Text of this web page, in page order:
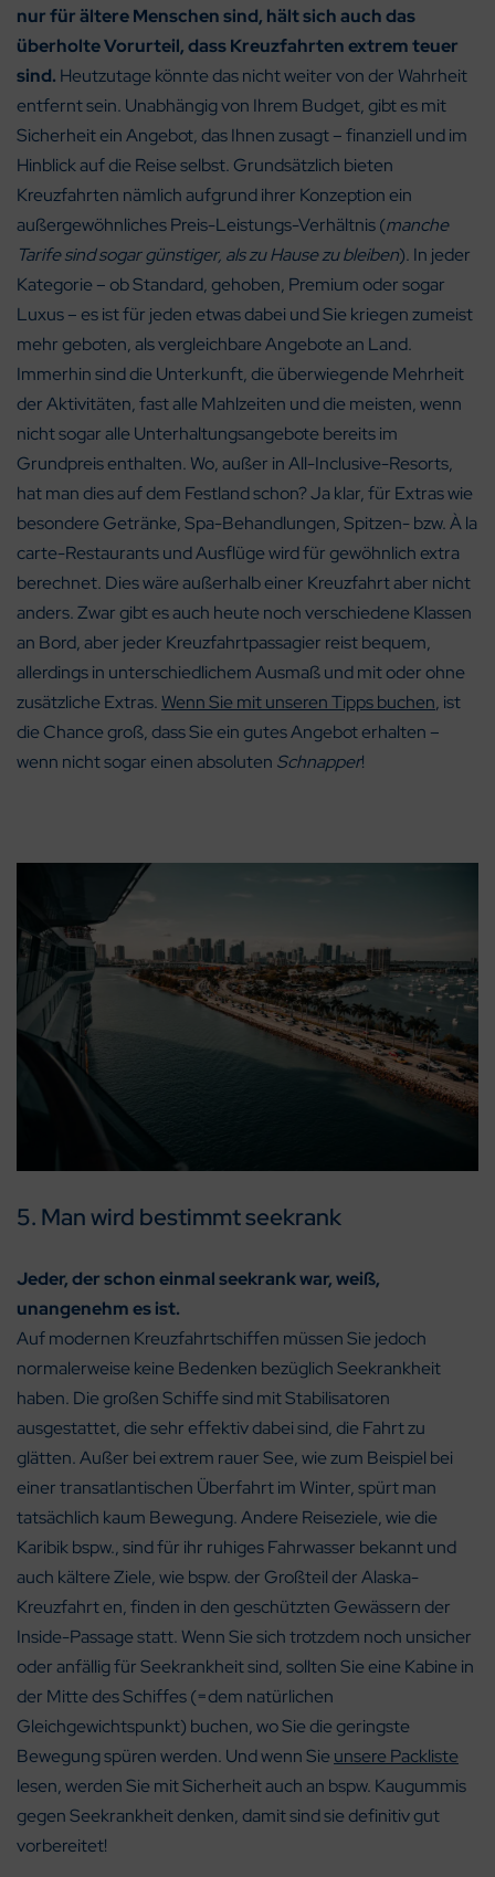
nur für ältere Menschen sind, hält sich auch das
überholte Vorurteil, dass Kreuzfahrten extrem teuer
sind. Heutzutage könnte das nicht weiter von der Wahrheit
entfernt sein. Unabhängig von Ihrem Budget, gibt es mit
Sicherheit ein Angebot, das Ihnen zusagt – finanziell und im
Hinblick auf die Reise selbst. Grundsätzlich bieten
Kreuzfahrten nämlich aufgrund ihrer Konzeption ein
außergewöhnliches Preis-Leistungs-Verhältnis (manche
Tarife sind sogar günstiger, als zu Hause zu bleiben). In jeder
Kategorie – ob Standard, gehoben, Premium oder sogar
Luxus – es ist für jeden etwas dabei und Sie kriegen zumeist
mehr geboten, als vergleichbare Angebote an Land.
Immerhin sind die Unterkunft, die überwiegende Mehrheit
der Aktivitäten, fast alle Mahlzeiten und die meisten, wenn
nicht sogar alle Unterhaltungsangebote bereits im
Grundpreis enthalten. Wo, außer in All-Inclusive-Resorts,
hat man dies auf dem Festland schon? Ja klar, für Extras wie
besondere Getränke, Spa-Behandlungen, Spitzen- bzw. À la
carte-Restaurants und Ausflüge wird für gewöhnlich extra
berechnet. Dies wäre außerhalb einer Kreuzfahrt aber nicht
anders. Zwar gibt es auch heute noch verschiedene Klassen
an Bord, aber jeder Kreuzfahrtpassagier reist bequem,
allerdings in unterschiedlichem Ausmaß und mit oder ohne
zusätzliche Extras. Wenn Sie mit unseren Tipps buchen, ist
die Chance groß, dass Sie ein gutes Angebot erhalten –
wenn nicht sogar einen absoluten Schnapper!
5. Man wird bestimmt seekrank
Jeder, der schon einmal seekrank war, weiß,
unangenehm es ist.
Auf modernen Kreuzfahrtschiffen müssen Sie jedoch
normalerweise keine Bedenken bezüglich Seekrankheit
haben. Die großen Schiffe sind mit Stabilisatoren
ausgestattet, die sehr effektiv dabei sind, die Fahrt zu
glätten. Außer bei extrem rauer See, wie zum Beispiel bei
einer transatlantischen Überfahrt im Winter, spürt man
tatsächlich kaum Bewegung. Andere Reiseziele, wie die
Karibik bspw., sind für ihr ruhiges Fahrwasser bekannt und
auch kältere Ziele, wie bspw. der Großteil der Alaska-
Kreuzfahrt en, finden in den geschützten Gewässern der
Inside-Passage statt. Wenn Sie sich trotzdem noch unsicher
oder anfällig für Seekrankheit sind, sollten Sie eine Kabine in
der Mitte des Schiffes (=dem natürlichen
Gleichgewichtspunkt) buchen, wo Sie die geringste
Bewegung spüren werden. Und wenn Sieunsere Packliste
lesen, werden Sie mit Sicherheit auch an bspw. Kaugummis
gegen Seekrankheit denken, damit sind sie definitiv gut
vorbereitet!